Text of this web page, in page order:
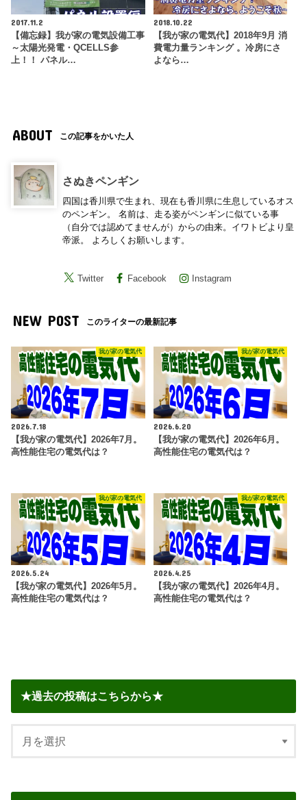
2017.11.2
【備忘録】我が家の電気設備工事
～太陽光発電・QCELLS参
上！！ パネル…
2018.10.22
【我が家の電気代】2018年9月 消
費電力量ランキング 。冷房にさ
よなら…
ABOUT この記事をかいた人
さぬきペンギン
四国は香川県で生まれ、現在も香川県に生息しているオス
のペンギン。 名前は、走る姿がペンギンに似ている事
（自分では認めてませんが）からの由来。イワトビより皇
帝派。 よろしくお願いします。
Twitter Facebook Instagram
NEW POST このライターの最新記事
我が家の電気代
2026.7.18
【我が家の電気代】2026年7月。
高性能住宅の電気代は？
我が家の電気代
2026.6.20
【我が家の電気代】2026年6月。
高性能住宅の電気代は？
我が家の電気代
2026.5.24
【我が家の電気代】2026年5月。
高性能住宅の電気代は？
我が家の電気代
2026.4.25
【我が家の電気代】2026年4月。
高性能住宅の電気代は？
★過去の投稿はこちらから★